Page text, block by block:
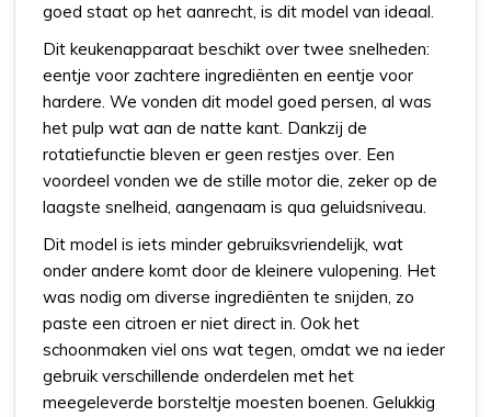
goed staat op het aanrecht, is dit model van ideaal.
Dit keukenapparaat beschikt over twee snelheden:
eentje voor zachtere ingrediënten en eentje voor
hardere. We vonden dit model goed persen, al was
het pulp wat aan de natte kant. Dankzij de
rotatiefunctie bleven er geen restjes over. Een
voordeel vonden we de stille motor die, zeker op de
laagste snelheid, aangenaam is qua geluidsniveau.
Dit model is iets minder gebruiksvriendelijk, wat
onder andere komt door de kleinere vulopening. Het
was nodig om diverse ingrediënten te snijden, zo
paste een citroen er niet direct in. Ook het
schoonmaken viel ons wat tegen, omdat we na ieder
gebruik verschillende onderdelen met het
meegeleverde borsteltje moesten boenen. Gelukkig